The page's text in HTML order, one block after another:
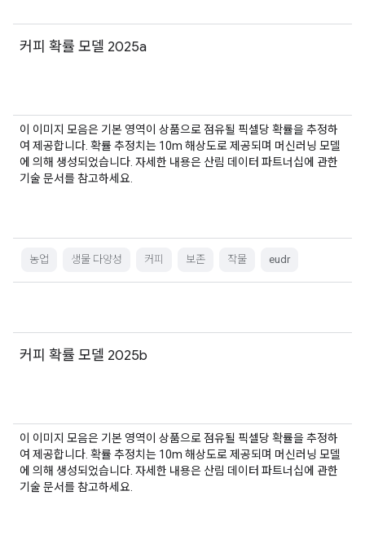
커피 확률 모델 2025a
이 이미지 모음은 기본 영역이 상품으로 점유될 픽셀당 확률을 추정하
여 제공합니다. 확률 추정치는 10m 해상도로 제공되며 머신러닝 모델
에 의해 생성되었습니다. 자세한 내용은 산림 데이터 파트너십에 관한
기술 문서를 참고하세요.
농업 생물 다양성 커피 보존 작물 eudr
커피 확률 모델 2025b
이 이미지 모음은 기본 영역이 상품으로 점유될 픽셀당 확률을 추정하
여 제공합니다. 확률 추정치는 10m 해상도로 제공되며 머신러닝 모델
에 의해 생성되었습니다. 자세한 내용은 산림 데이터 파트너십에 관한
기술 문서를 참고하세요.